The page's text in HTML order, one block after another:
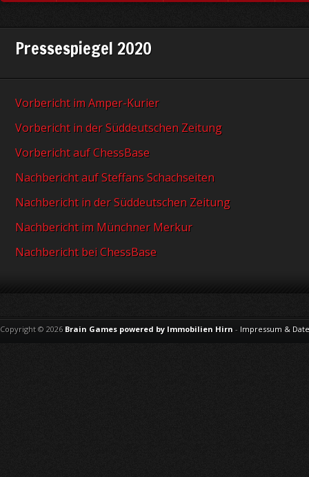
Pressespiegel 2020
Vorbericht im Amper-Kurier
Vorbericht in der Süddeutschen Zeitung
Vorbericht auf ChessBase
Nachbericht auf Steffans Schachseiten
Nachbericht in der Süddeutschen Zeitung
Nachbericht im Münchner Merkur
Nachbericht bei ChessBase
Copyright © 2026 Brain Games powered by Immobilien Hirn - Impressum &